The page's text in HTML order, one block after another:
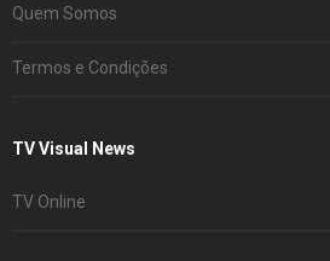
Quem Somos
Termos e Condições
TV Visual News
TV Online